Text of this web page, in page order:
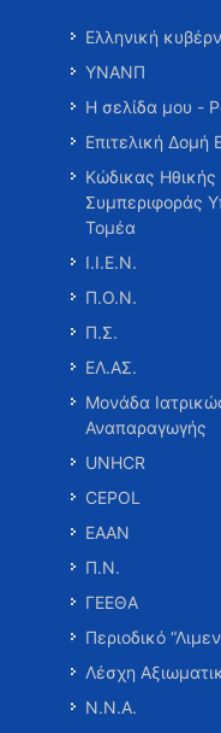
Ελληνική
ΥΝΑΝΠ
Η σελίδα μου -
Επιτελική
Κώδικας Ηθικής
Συμπεριφοράς
Τομέα
Ι.Ι.Ε.Ν.
Π.Ο.Ν.
Π.Σ.
ΕΛ.ΑΣ.
Μονάδα
Αναπαραγωγής
UNHCR
CEPOL
ΕΑΑΝ
Π.Ν.
ΓΕΕΘΑ
Περιοδικό
Λέσχη
Ν.Ν.Α.